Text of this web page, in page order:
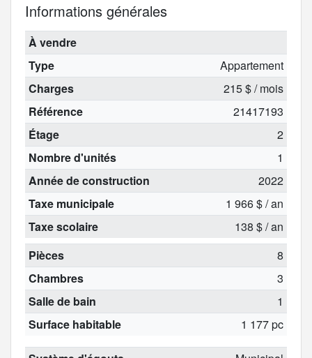
Informations générales
À vendre
Type
Appartement
Charges
215 $ / mois
Référence
21417193
Étage
2
Nombre d'unités
1
Année de construction
2022
Taxe municipale
1 966 $ / an
Taxe scolaire
138 $ / an
Pièces
8
Chambres
3
Salle de bain
1
Surface habitable
1 177 pc